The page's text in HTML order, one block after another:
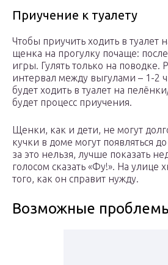
Приучение к туалету
Чтобы приучить ходить в туалет
щенка на прогулку почаще:
игры. Гулять только на
интервал между выгулами – 1-2
будет ходить в туалет на
будет процесс приучения.
Щенки, как и дети, не могут
кучки в доме могут появляться
за это нельзя, лучше показать
голосом сказать «Фу!». На улице
того, как он справит нужду.
Возможные